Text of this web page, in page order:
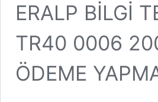
ERALP BİLGİ
TR40 0006
ÖDEME